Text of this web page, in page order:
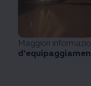
1
Maggiori